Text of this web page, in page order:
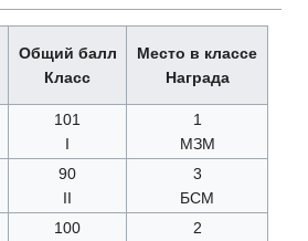
Общий балл
Класс
Место в классе
Награда
101
I
1
МЗМ
90
II
3
БСМ
100
2